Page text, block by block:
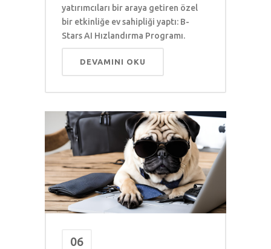
yatırımcıları bir araya getiren özel
bir etkinliğe ev sahipliği yaptı: B-
Stars AI Hızlandırma Programı.
DEVAMINI OKU
06